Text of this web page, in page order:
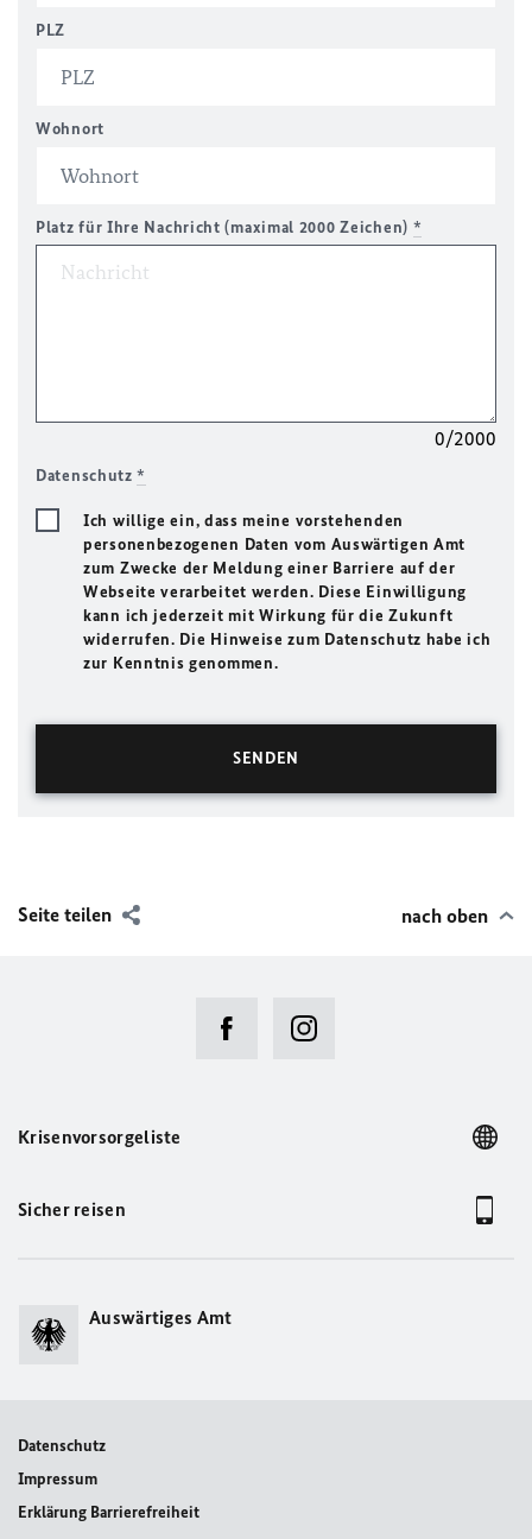
PLZ
Wohnort
Platz für Ihre Nachricht (maximal 2000 Zeichen) *
0/2000
Datenschutz*
Ich willige ein, dass meine vorstehenden
personenbezogenen Daten vom Auswärtigen Amt
zum Zwecke der Meldung einer Barriere auf der
Webseite verarbeitet werden. Diese Einwilligung
kann ich jederzeit mit Wirkung für die Zukunft
widerrufen. Die Hinweise zum Datenschutz habe ich
zur Kenntnis genommen.
Seite teilen nach oben
Krisenvorsorgeliste
Sicher reisen
Auswärtiges Amt
Datenschutz
Impressum
Erklärung Barrierefreiheit